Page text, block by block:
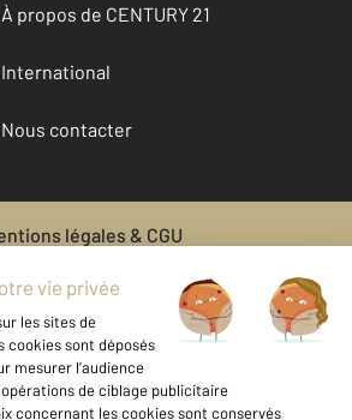
À propos de CENTURY 21
International
Nous contacter
légales & CGU
des cookies